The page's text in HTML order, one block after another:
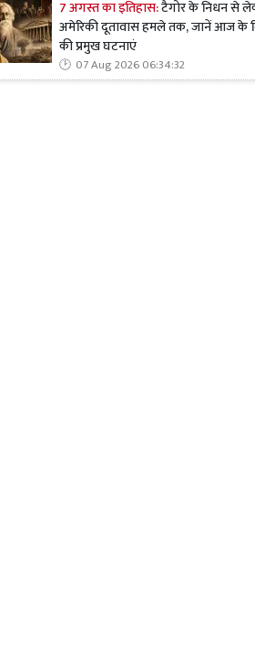
7 अगस्त का इतिहास:टैगोर के निधन से
अमेरिकी दूतावास हमले तक, जानें आज के
की प्रमुख घटनाएं
07 Aug 2026 06:34:32